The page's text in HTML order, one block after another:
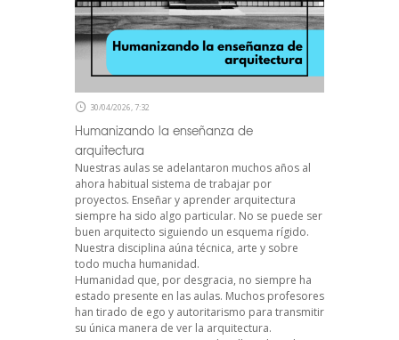
30/04/2026, 7:32
Humanizando la enseñanza de
arquitectura
Nuestras aulas se adelantaron muchos años al
ahora habitual sistema de trabajar por
proyectos. Enseñar y aprender arquitectura
siempre ha sido algo particular. No se puede ser
buen arquitecto siguiendo un esquema rígido.
Nuestra disciplina aúna técnica, arte y sobre
todo mucha humanidad.
Humanidad que, por desgracia, no siempre ha
estado presente en las aulas. Muchos profesores
han tirado de ego y autoritarismo para transmitir
su única manera de ver la arquitectura.